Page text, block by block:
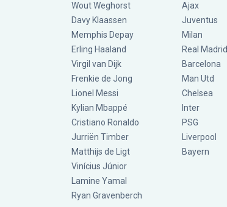
Wout Weghorst
Davy Klaassen
Memphis Depay
Erling Haaland
Virgil van Dijk
Frenkie de Jong
Lionel Messi
Kylian Mbappé
Cristiano Ronaldo
Jurriën Timber
Matthijs de Ligt
Vinícius Júnior
Lamine Yamal
Ryan Gravenberch
Ajax
Juventus
Milan
Real Madrid
Barcelona
Man Utd
Chelsea
Inter
PSG
Liverpool
Bayern